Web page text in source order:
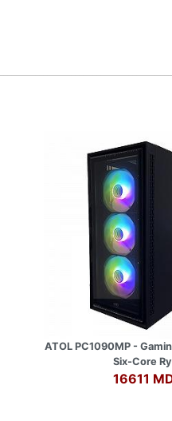
ATOL PC1090MP -
Six-Core
16611